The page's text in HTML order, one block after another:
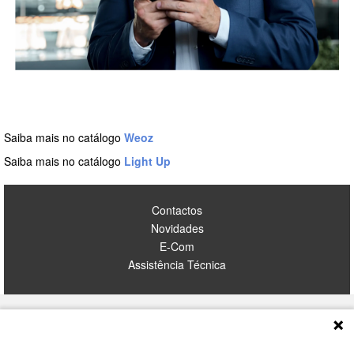
Saiba mais no catálogo Weoz
Saiba mais no catálogo Light Up
Contactos
Novidades
E-Com
Assistência Técnica